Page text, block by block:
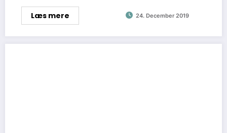
Læs mere 24. December 2019